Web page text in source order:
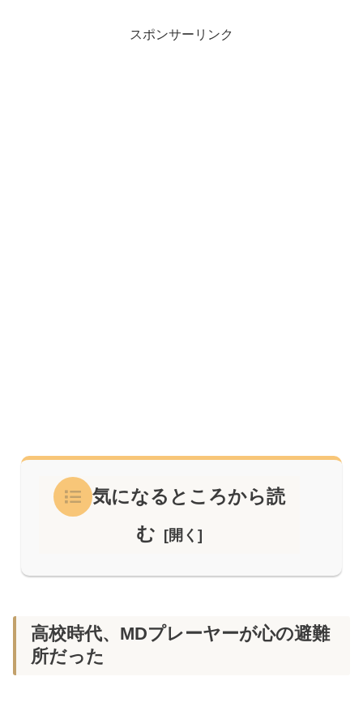
スポンサーリンク
気になるところから読
む
高校時代、MDプレーヤーが心の避難
所だった